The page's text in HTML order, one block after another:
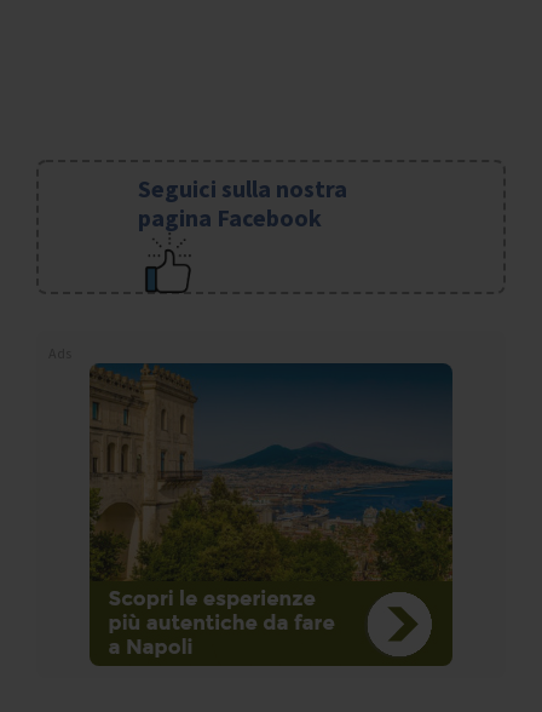
Seguici sulla nostra
pagina Facebook